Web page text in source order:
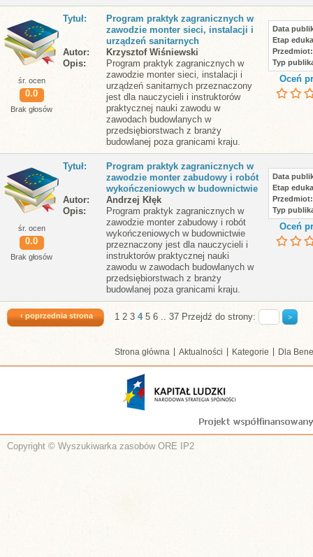
śr. ocen
0.0
Brak głosów
Tytuł
Program praktyk zagranicznych w
zawodzie monter sieci, instalacji i
urządzeń sanitarnych
Autor
Krzysztof Wiśniewski
Opis
Program praktyk zagranicznych w
zawodzie monter sieci, instalacji i
urządzeń sanitarnych przeznaczony
jest dla nauczycieli i instruktorów
praktycznej nauki zawodu w
zawodach budowlanych w
przedsiębiorstwach z branży
budowlanej poza granicami kraju.
Data
Etap
Przedmiot
Typ
Oceń
śr. ocen
0.0
Brak głosów
Tytuł
Program praktyk zagranicznych w
zawodzie monter zabudowy i robót
wykończeniowych w budownictwie
Autor
Andrzej Kłęk
Opis
Program praktyk zagranicznych w
zawodzie monter zabudowy i robót
wykończeniowych w budownictwie
przeznaczony jest dla nauczycieli i
instruktorów praktycznej nauki
zawodu w zawodach budowlanych w
przedsiębiorstwach z branży
budowlanej poza granicami kraju.
Data
Etap
Przedmiot
Typ
Oceń
‹ poprzednia strona 1 2 3 4 5 6 .. 37 Przejdź do strony:
Strona główna Aktualności Kategorie Dla
Copyright © Wyszukiwarka zasobów ORE IP2